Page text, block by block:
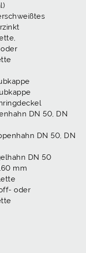
DN 50, DN
DN 50, DN
DN 50
mm
oder